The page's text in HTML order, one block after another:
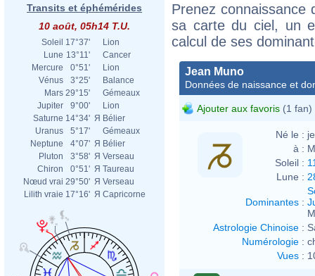
Transits et éphémérides
10 août, 05h14 T.U.
Soleil 17°37'
Lion
Lune 13°11'
Cancer
Mercure
0°51'
Lion
Vénus
3°25'
Balance
Mars 29°15'
Gémeaux
Jupiter
9°00'
Lion
Saturne 14°34' Я Bélier
Uranus
5°17'
Gémeaux
Neptune
4°07' Я Bélier
Pluton
3°58' Я Verseau
Chiron
0°51' Я Taureau
Nœud vrai 29°50' Я Verseau
Lilith vraie 17°16' Я Capricorne
Prenez connaissance
sa carte du ciel, un
calcul de ses
Jean Muno
Données de naissance et
Ajouter aux favoris (1 fan)
Né le :
à :
Soleil :
Lune :
Dominantes :
Astrologie Chinoise :
Numérologie :
Vues :